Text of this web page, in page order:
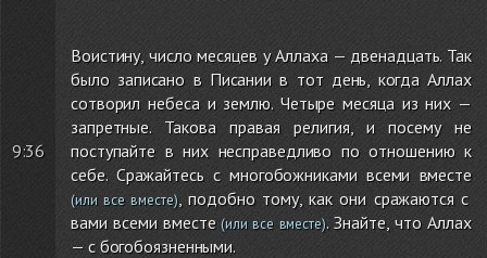
9:36
Воистину, число месяцев у Аллаха — двенадцать. Так
было записано в Писании в тот день, когда Аллах
сотворил небеса и землю. Четыре месяца из них —
запретные. Такова правая религия, и посему не
поступайте в них несправедливо по отношению к
себе. Сражайтесь с многобожниками всеми вместе
(или все вместе), подобно тому, как они сражаются с
вами всеми вместе(или все вместе). Знайте, что Аллах
— с богобоязненными.